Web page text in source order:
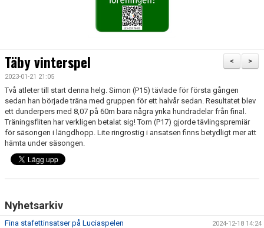
DOKUMENT
KONTAKT
>
<
Täby vinterspel
2023-01-21 21:05
Två atleter till start denna helg. Simon (P15) tävlade för första gången
sedan han började träna med gruppen för ett halvår sedan. Resultatet blev
ett dunderpers med 8,07 på 60m bara några ynka hundradelar från final.
Träningsfliten har verkligen betalat sig! Tom (P17) gjorde tävlingspremiär
för säsongen i längdhopp. Lite ringrostig i ansatsen finns betydligt mer att
hämta under säsongen.
Nyhetsarkiv
Fina stafettinsatser på Luciaspelen 2024-12-18 14:24